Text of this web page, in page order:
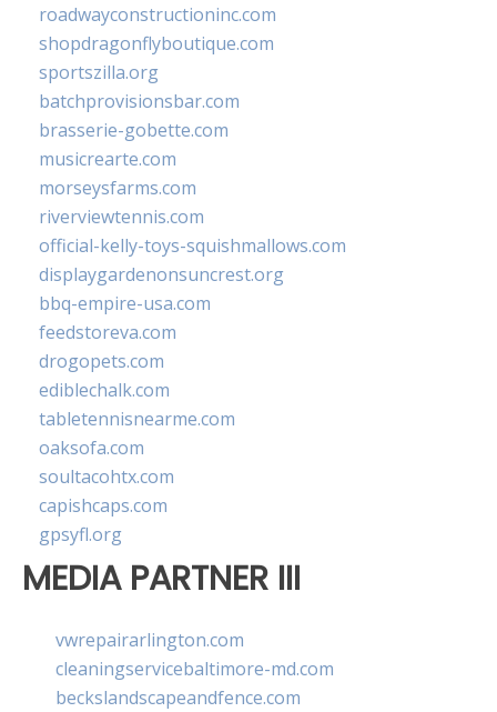
roadwayconstructioninc.com
shopdragonflyboutique.com
sportszilla.org
batchprovisionsbar.com
brasserie-gobette.com
musicrearte.com
morseysfarms.com
riverviewtennis.com
official-kelly-toys-squishmallows.com
displaygardenonsuncrest.org
bbq-empire-usa.com
feedstoreva.com
drogopets.com
ediblechalk.com
tabletennisnearme.com
oaksofa.com
soultacohtx.com
capishcaps.com
gpsyfl.org
MEDIA PARTNER III
vwrepairarlington.com
cleaningservicebaltimore-md.com
beckslandscapeandfence.com